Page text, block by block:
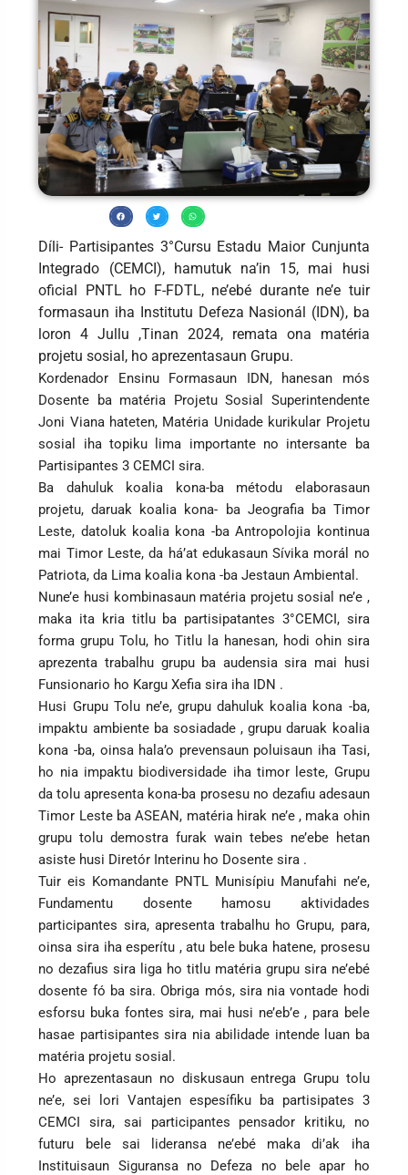
Díli- Partisipantes 3°Cursu Estadu Maior Cunjunta
Integrado (CEMCI), hamutuk na’in 15, mai husi
oficial PNTL ho F-FDTL, ne’ebé durante ne’e tuir
formasaun iha Institutu Defeza Nasionál (IDN), ba
loron 4 Jullu ,Tinan 2024, remata ona matéria
projetu sosial, ho aprezentasaun Grupu.
Kordenador Ensinu Formasaun IDN, hanesan mós
Dosente ba matéria Projetu Sosial Superintendente
Joni Viana hateten, Matéria Unidade kurikular Projetu
sosial iha topiku lima importante no intersante ba
Partisipantes 3 CEMCI sira.
Ba dahuluk koalia kona-ba métodu elaborasaun
projetu, daruak koalia kona- ba Jeografia ba Timor
Leste, datoluk koalia kona -ba Antropolojia kontinua
mai Timor Leste, da há’at edukasaun Sívika morál no
Patriota, da Lima koalia kona -ba Jestaun Ambiental.
Nune’e husi kombinasaun matéria projetu sosial ne’e ,
maka ita kria titlu ba partisipatantes 3°CEMCI, sira
forma grupu Tolu, ho Titlu la hanesan, hodi ohin sira
aprezenta trabalhu grupu ba audensia sira mai husi
Funsionario ho Kargu Xefia sira iha IDN .
Husi Grupu Tolu ne’e, grupu dahuluk koalia kona -ba,
impaktu ambiente ba sosiadade , grupu daruak koalia
kona -ba, oinsa hala’o prevensaun poluisaun iha Tasi,
ho nia impaktu biodiversidade iha timor leste, Grupu
da tolu apresenta kona-ba prosesu no dezafiu adesaun
Timor Leste ba ASEAN, matéria hirak ne’e , maka ohin
grupu tolu demostra furak wain tebes ne’ebe hetan
asiste husi Diretór Interinu ho Dosente sira .
Tuir eis Komandante PNTL Munisípiu Manufahi ne’e,
Fundamentu dosente hamosu aktividades
participantes sira, apresenta trabalhu ho Grupu, para,
oinsa sira iha esperítu , atu bele buka hatene, prosesu
no dezafius sira liga ho titlu matéria grupu sira ne’ebé
dosente fó ba sira. Obriga mós, sira nia vontade hodi
esforsu buka fontes sira, mai husi ne’eb’e , para bele
hasae partisipantes sira nia abilidade intende luan ba
matéria projetu sosial.
Ho aprezentasaun no diskusaun entrega Grupu tolu
ne’e, sei lori Vantajen espesífiku ba partisipates 3
CEMCI sira, sai participantes pensador kritiku, no
futuru bele sai lideransa ne’ebé maka di’ak iha
Instituisaun Siguransa no Defeza no bele apar ho